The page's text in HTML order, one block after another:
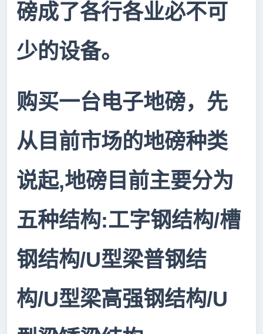
磅成了各行各业必不可
少的设备。
购买一台电子地磅， 先
从目前市场的地磅种类
说起,地磅目前主要分为
五种结构:工字钢结构/槽
钢结构/U型梁普钢结
构/U型梁高强钢结构/U